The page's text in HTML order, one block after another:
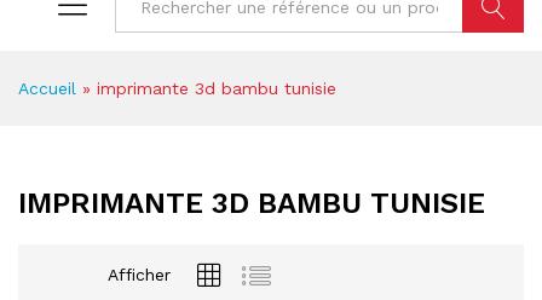
Accueil » imprimante 3d bambu tunisie
IMPRIMANTE 3D BAMBU TUNISIE
Afficher